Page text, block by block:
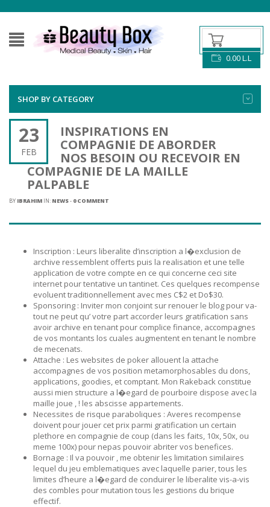
0.00L.L
SHOP BY CATEGORY
23
FEB
INSPIRATIONS EN
COMPAGNIE DE ABORDER
NOS BESOIN OU RECEVOIR EN
COMPAGNIE DE LA MAILLE
PALPABLE
BY IBRAHIM IN: NEWS- 0 COMMENT
Inscription : Leurs liberalite d’inscription a l�exclusion de
archive ressemblent offerts puis la realisation et une telle
application de votre compte en ce qui concerne ceci site
internet pour tentative un tantinet. Ces quelques recompense
evoluent traditionnellement avec mes C$2 et Do$30.
Sponsoring : Inviter mon conjoint sur renouer le blog pour va-
tout ne peut qu’ votre part accorder leurs gratification sans
avoir archive en tenant pour complice finance, accompagnes
de vos montants los cuales augmentent en tenant le nombre
de mecenats.
Attache : Les websites de poker allouent la attache
accompagnes de vos position metamorphosables du dons,
applications, goodies, et comptant. Mon Rakeback constitue
aussi mien structure a l�egard de pourboire dispose avec la
maille joue , ! les abscisse appartements.
Necessites de risque paraboliques : Averes recompense
doivent pour jouer cet prix parmi gratification un certain
plethore en compagnie de coup (dans les faits, 10x, 50x, ou
meme 100x) pour nepas pouvoir abriter vos benefices.
Bornage : Il va pouvoir , me obtenir les limitation similaires
lequel du jeu emblematiques avec laquelle parier, tous les
limites d’heure a l�egard de conduirer le liberalite vis-a-vis
des combles pour mutation tous les gestions du brique
effectif.